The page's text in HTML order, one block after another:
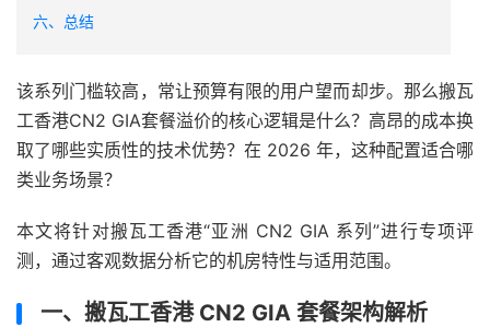
六、总结
该系列门槛较高，常让预算有限的用户望而却步。那么搬瓦
工香港CN2 GIA套餐溢价的核心逻辑是什么？高昂的成本换
取了哪些实质性的技术优势？在 2026 年，这种配置适合哪
类业务场景？
本文将针对搬瓦工香港“亚洲 CN2 GIA 系列”进行专项评
测，通过客观数据分析它的机房特性与适用范围。
一、搬瓦工香港 CN2 GIA 套餐架构解析